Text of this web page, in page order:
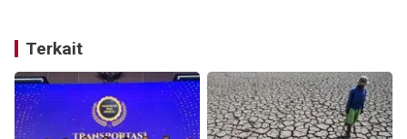
Terkait